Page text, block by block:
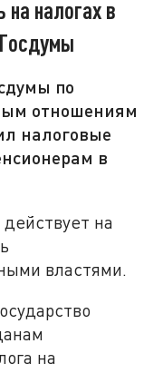
на налогах в
по
отношениям
налоговые
в
на
властями.
на